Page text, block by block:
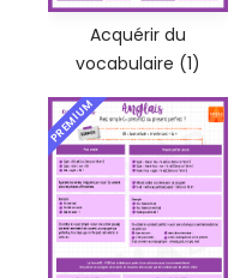
Acquérir du
vocabulaire (1)
PREMIUM